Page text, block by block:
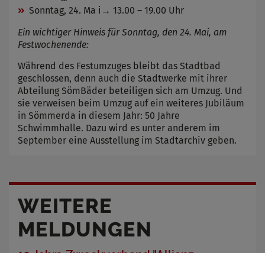
Sonntag, 24. Ma i→ 13.00 – 19.00 Uhr
Ein wichtiger Hinweis für Sonntag, den 24. Mai, am
Festwochenende:
Während des Festumzuges bleibt das Stadtbad
geschlossen, denn auch die Stadtwerke mit ihrer
Abteilung SömBäder beteiligen sich am Umzug. Und
sie verweisen beim Umzug auf ein weiteres Jubiläum
in Sömmerda in diesem Jahr: 50 Jahre
Schwimmhalle. Dazu wird es unter anderem im
September eine Ausstellung im Stadtarchiv geben.
WEITERE
MELDUNGEN